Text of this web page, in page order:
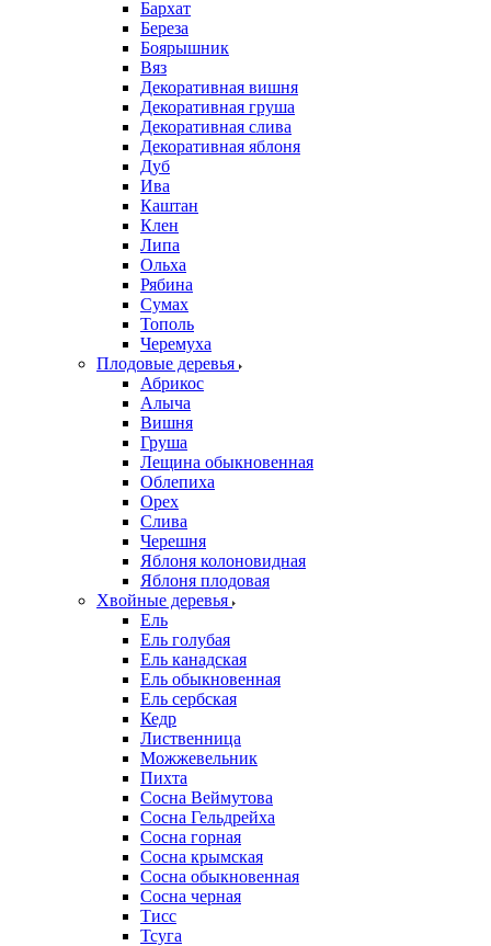
Бархат
Береза
Боярышник
Вяз
Декоративная вишня
Декоративная груша
Декоративная слива
Декоративная яблоня
Дуб
Ива
Каштан
Клен
Липа
Ольха
Рябина
Сумах
Тополь
Черемуха
Плодовые деревья
Абрикос
Алыча
Вишня
Груша
Лещина обыкновенная
Облепиха
Орех
Слива
Черешня
Яблоня колоновидная
Яблоня плодовая
Хвойные деревья
Ель
Ель голубая
Ель канадская
Ель обыкновенная
Ель сербская
Кедр
Лиственница
Можжевельник
Пихта
Сосна Веймутова
Сосна Гельдрейха
Сосна горная
Сосна крымская
Сосна обыкновенная
Сосна черная
Тисс
Тсуга